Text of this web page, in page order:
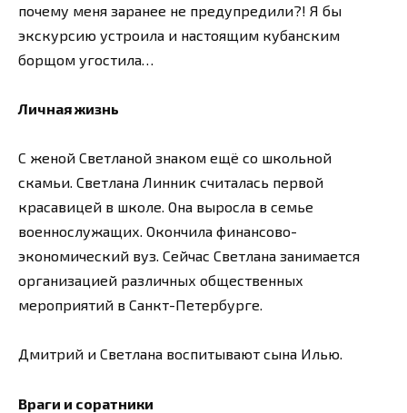
почему меня заранее не предупредили?! Я бы
экскурсию устроила и настоящим кубанским
борщом угостила…
Личная жизнь
С женой Светланой знаком ещё со школьной
скамьи. Светлана Линник считалась первой
красавицей в школе. Она выросла в семье
военнослужащих. Окончила финансово-
экономический вуз. Сейчас Светлана занимается
организацией различных общественных
мероприятий в Санкт-Петербурге.
Дмитрий и Светлана воспитывают сына Илью.
Враги и соратники